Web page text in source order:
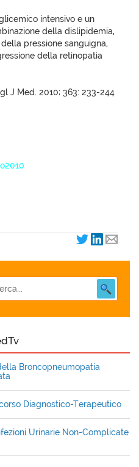
intensivo e un
della dislipidemia,
pressione sanguigna,
della retinopatia
J Med. 2010; 363: 233-244
Broncopneumopatia
Diagnostico-Terapeutico
Urinarie Non-Complicate